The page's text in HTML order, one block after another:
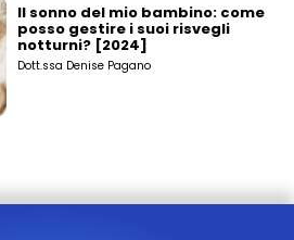
Il sonno del mio bambino: come
posso gestire i suoi risvegli
notturni? [2024]
Dott.ssa Denise Pagano